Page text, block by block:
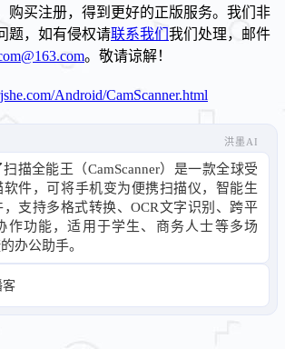
购买注册，得到更好的正版服务。我们非
题，如有侵权请联系我们 我们处理，邮件
。敬请谅解！
Android/CamScanner.html
洪墨AI
描全能王（CamScanner）是一款全球受
件，可将手机变为便携扫描仪，智能生
支持多格式转换、OCR文字识别、跨平
作功能，适用于学生、商务人士等多场
办公助手。
客